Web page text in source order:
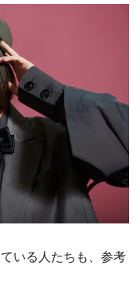
いる人たちも、参考